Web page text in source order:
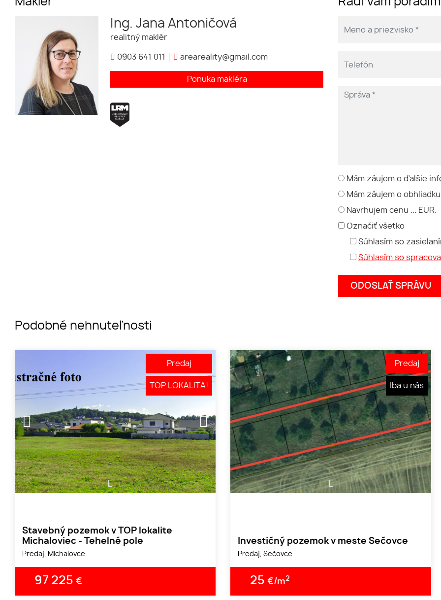
Ing. Jana Antoničová
realitný maklér
0903 641 011 areareality@gmail.com
Ponuka makléra
Mám záujem o ďalšie
Mám záujem o
Navrhujem cenu ... EUR.
Označiť všetko
Súhlasím so
Súhlasím so
Podobné nehnuteľnosti
1 2
Stavebný pozemok v TOP lokalite
Michaloviec - Tehelné pole
Predaj, Michalovce
97 225 €
Predaj
TOP LOKALITA!
1
Investičný pozemok v meste Sečovce
Predaj, Sečovce
25 €/m2
Predaj
Iba u nás